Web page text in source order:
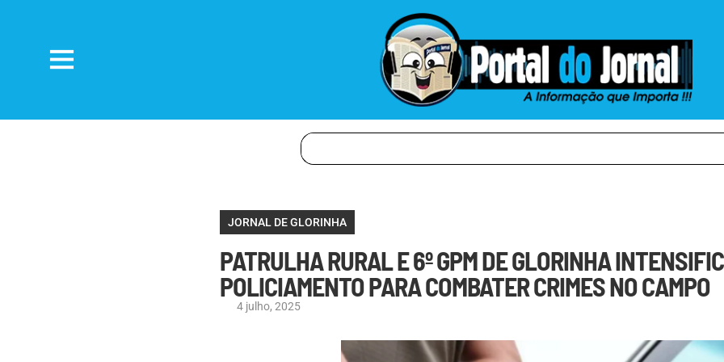
JORNAL DE GLORINHA
PATRULHA RURAL E 6º GPM DE GLORINHA
POLICIAMENTO PARA COMBATER CRIMES NO CAMPO
4 julho, 2025